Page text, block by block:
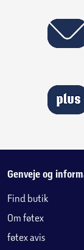
Genveje og
Find butik
Om føtex
føtex avis